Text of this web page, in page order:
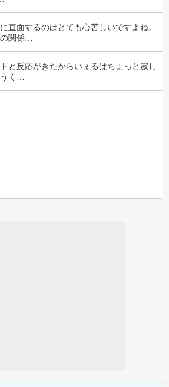
直面するのはとても心苦しいですよね。
関係…
と反応がきたからいぇるはちょっと寂し
く…